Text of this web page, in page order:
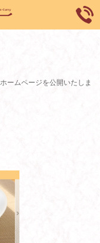
ームページを公開いたしま